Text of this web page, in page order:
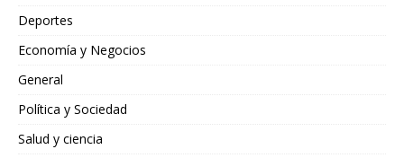
Deportes
Economía y Negocios
General
Política y Sociedad
Salud y ciencia